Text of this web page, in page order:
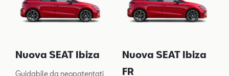
Nuova SEAT Ibiza
Guidabile da neopatentati
Nuova SEAT Ibiza
FR